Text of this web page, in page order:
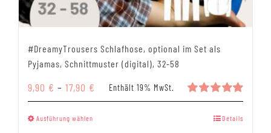
#DreamyTrousers Schlafhose, optional im Set als
Pyjamas, Schnittmuster (digital), 32-58
Bewertet
5.00
9,90 € – 17,90 € Preisspanne:
9,90 €
Enthält 19% MwSt.
Ausführung wählen Details